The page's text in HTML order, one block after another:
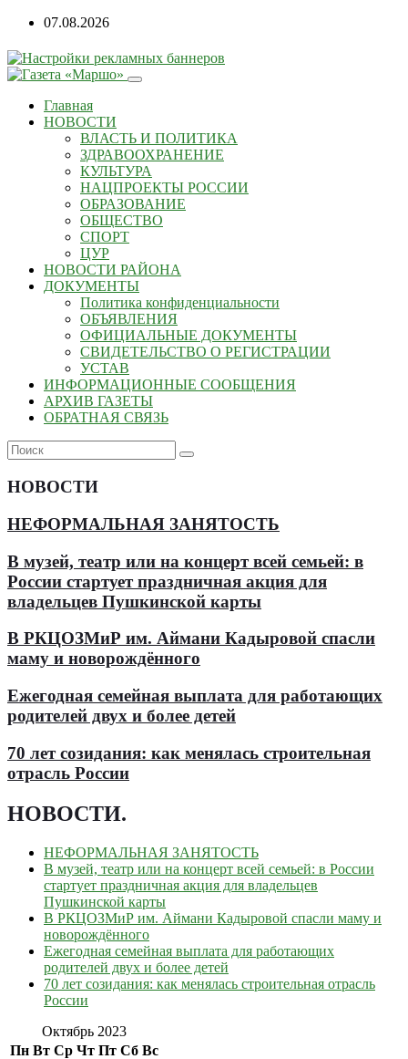
07.08.2026
Главная
НОВОСТИ
ВЛАСТЬ И ПОЛИТИКА
ЗДРАВООХРАНЕНИЕ
КУЛЬТУРА
НАЦПРОЕКТЫ РОССИИ
ОБРАЗОВАНИЕ
ОБЩЕСТВО
СПОРТ
ЦУР
НОВОСТИ РАЙОНА
ДОКУМЕНТЫ
Политика конфиденциальности
ОБЪЯВЛЕНИЯ
ОФИЦИАЛЬНЫЕ ДОКУМЕНТЫ
СВИДЕТЕЛЬСТВО О РЕГИСТРАЦИИ
УСТАВ
ИНФОРМАЦИОННЫЕ СООБЩЕНИЯ
АРХИВ ГАЗЕТЫ
ОБРАТНАЯ СВЯЗЬ
НОВОСТИ
НЕФОРМАЛЬНАЯ ЗАНЯТОСТЬ
В музей, театр или на концерт всей семьей: в
России стартует праздничная акция для
владельцев Пушкинской карты
В РКЦОЗМиР им. Аймани Кадыровой спасли
маму и новорождённого
Ежегодная семейная выплата для работающих
родителей двух и более детей
70 лет созидания: как менялась строительная
отрасль России
НОВОСТИ.
НЕФОРМАЛЬНАЯ ЗАНЯТОСТЬ
В музей, театр или на концерт всей семьей: в России
стартует праздничная акция для владельцев
Пушкинской карты
В РКЦОЗМиР им. Аймани Кадыровой спасли маму и
новорождённого
Ежегодная семейная выплата для работающих
родителей двух и более детей
70 лет созидания: как менялась строительная отрасль
России
Октябрь 2023
Пн Вт Ср Чт Пт Сб Вс